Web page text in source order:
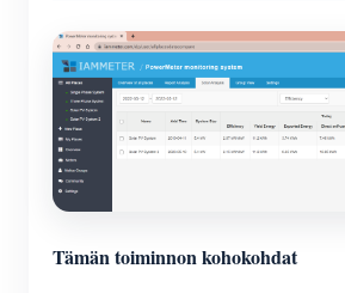
Tämän toiminnon kohokohdat